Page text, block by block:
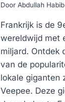
Door Abdullah Habib
Frankrijk is de
wereldwijd met
miljard. Ontdek
van de
lokale giganten
Veepee. Deze